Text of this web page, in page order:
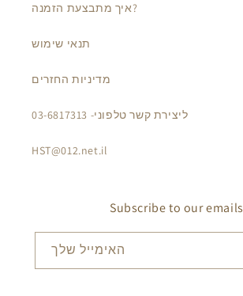
איך מתבצעת הזמנה?
תנאי שימוש
מדיניות החזרים
ליצירת קשר טלפוני- 03-6817313
HST@012.net.il
Subscribe to our emails
האימייל שלך